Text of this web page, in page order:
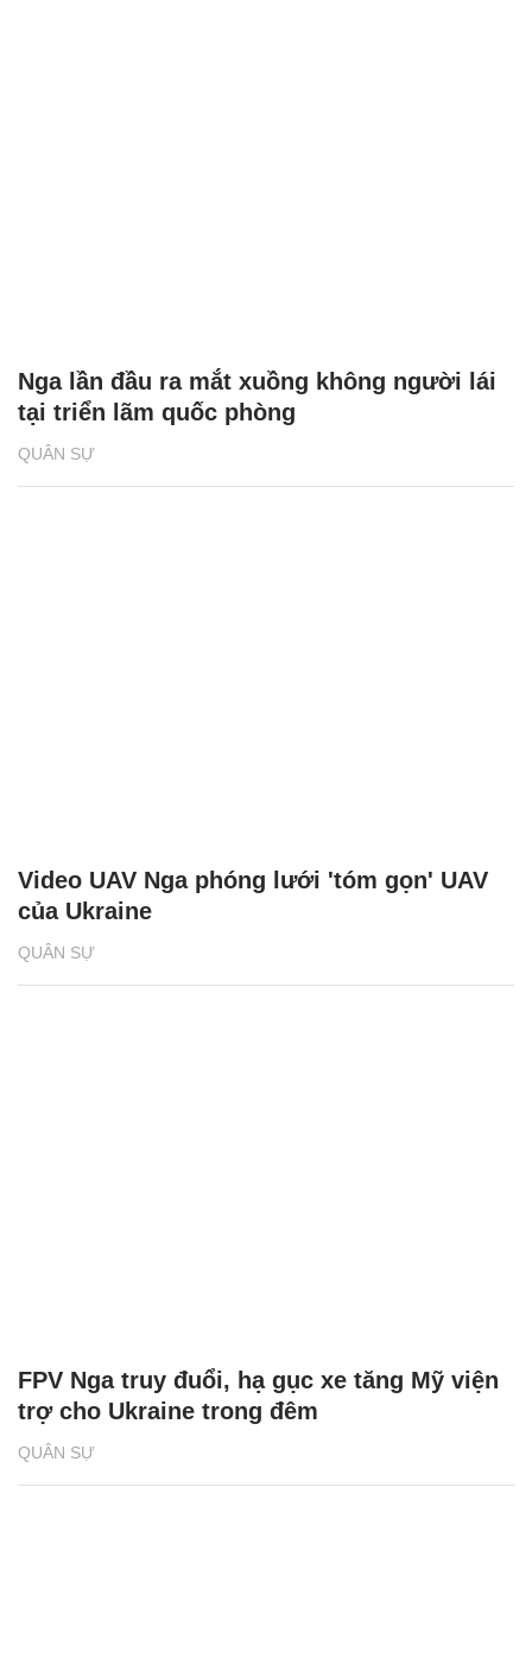
QUÂN SỰ
Nga lần đầu ra mắt xuồng không người lái
tại triển lãm quốc phòng
QUÂN SỰ
Video UAV Nga phóng lưới 'tóm gọn' UAV
của Ukraine
QUÂN SỰ
FPV Nga truy đuổi, hạ gục xe tăng Mỹ viện
trợ cho Ukraine trong đêm